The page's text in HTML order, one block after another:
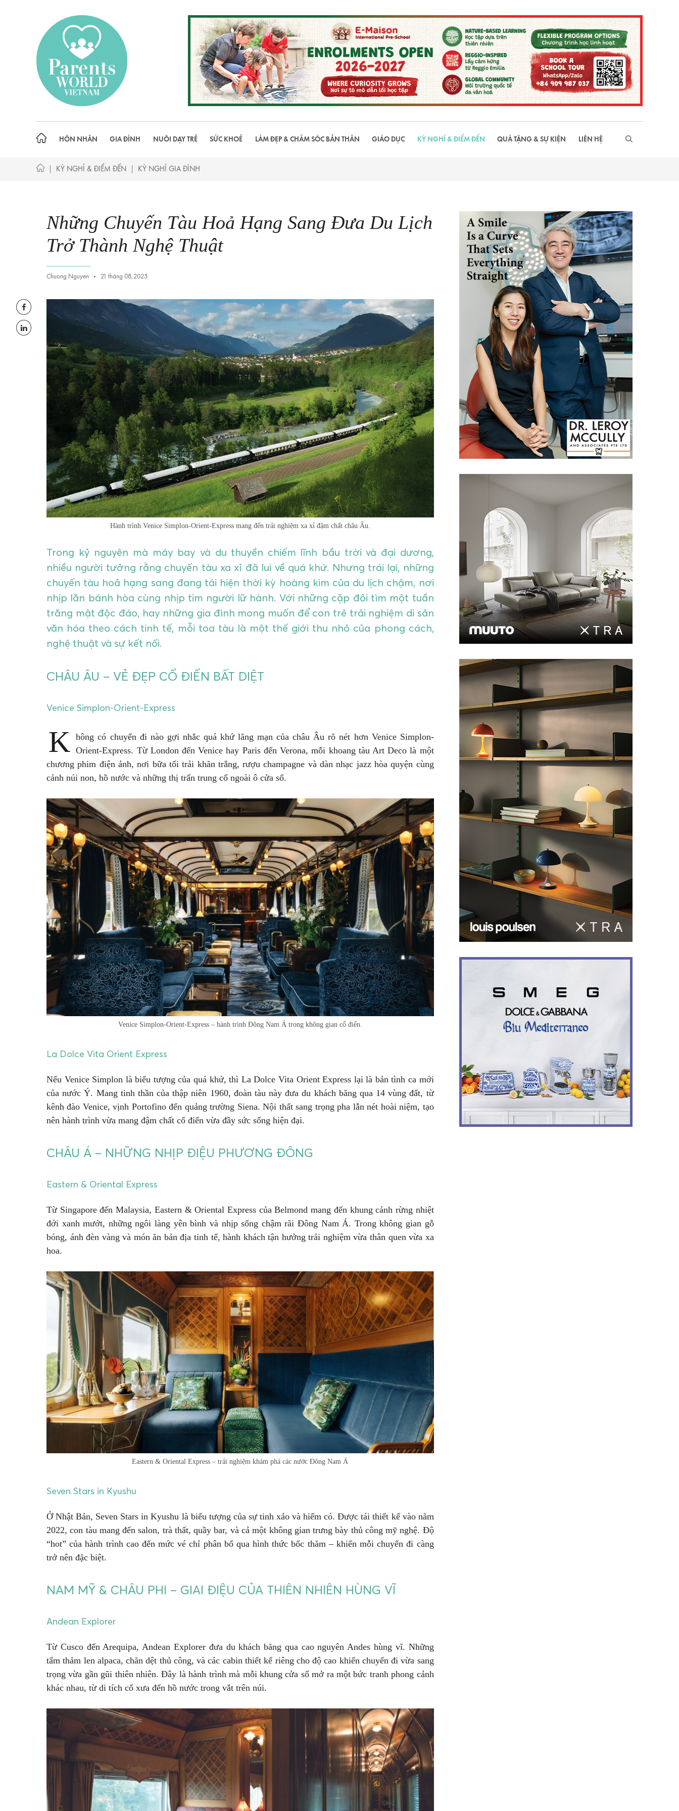
HÔN NHÂN GIA ĐÌNH NUÔI DẠY TRẺ SỨC KHOẺ LÀM ĐẸP & CHĂM SÓC BẢN THÂN GIÁO DỤC KỲ NGHỈ & ĐIỂM ĐẾN QUÀ TẶNG & SỰ KIỆN LIÊN HỆ
| KỲ NGHỈ & ĐIỂM ĐẾN | KỲ NGHỈ GIA ĐÌNH
Những Chuyến Tàu Hoả Hạng Sang Đưa Du Lịch
Trở Thành Nghệ Thuật
Chuong Nguyen 21 tháng 08,2025
Hành trình Venice Simplon-Orient-Express mang đến trải nghiệm xa xỉ đậm chất châu Âu.
Trong kỷ nguyên mà máy bay và du thuyền chiếm lĩnh bầu trời và đại dương,
nhiều người tưởng rằng chuyến tàu xa xỉ đã lui về quá khứ. Nhưng trái lại, những
chuyến tàu hoả hạng sang đang tái hiện thời kỳ hoàng kim của du lịch chậm, nơi
nhịp lăn bánh hòa cùng nhịp tim người lữ hành. Với những cặp đôi tìm một tuần
trăng mật độc đáo, hay những gia đình mong muốn để con trẻ trải nghiệm di sản
văn hóa theo cách tinh tế, mỗi toa tàu là một thế giới thu nhỏ của phong cách,
nghệ thuật và sự kết nối.
CHÂU ÂU – VẺ ĐẸP CỔ ĐIỂN BẤT DIỆT
Venice Simplon-Orient-Express
K hông có chuyến đi nào gợi nhắc quá khứ lãng mạn của châu Âu rõ nét hơn Venice Simplon-
Orient-Express. Từ London đến Venice hay Paris đến Verona, mỗi khoang tàu Art Deco là một
chương phim điện ảnh, nơi bữa tối trải khăn trắng, rượu champagne và dàn nhạc jazz hòa quyện cùng
cảnh núi non, hồ nước và những thị trấn trung cổ ngoài ô cửa sổ.
Venice Simplon-Orient-Express – hành trình Đông Nam Á trong không gian cổ điển.
La Dolce Vita Orient Express
Nếu Venice Simplon là biểu tượng của quá khứ, thì La Dolce Vita Orient Express lại là bản tình ca mới
của nước Ý. Mang tinh thần của thập niên 1960, đoàn tàu này đưa du khách băng qua 14 vùng đất, từ
kênh đào Venice, vịnh Portofino đến quảng trường Siena. Nội thất sang trọng pha lẫn nét hoài niệm, tạo
nên hành trình vừa mang đậm chất cổ điển vừa đầy sức sống hiện đại.
CHÂU Á – NHỮNG NHỊP ĐIỆU PHƯƠNG ĐÔNG
Eastern & Oriental Express
Từ Singapore đến Malaysia, Eastern & Oriental Express của Belmond mang đến khung cảnh rừng nhiệt
đới xanh mướt, những ngôi làng yên bình và nhịp sống chậm rãi Đông Nam Á. Trong không gian gỗ
bóng, ánh đèn vàng và món ăn bản địa tinh tế, hành khách tận hưởng trải nghiệm vừa thân quen vừa xa
hoa.
Eastern & Oriental Express – trải nghiệm khám phá các nước Đông Nam Á
Seven Stars in Kyushu
Ở Nhật Bản, Seven Stars in Kyushu là biểu tượng của sự tinh xảo và hiếm có. Được tái thiết kế vào năm
2022, con tàu mang đến salon, trà thất, quầy bar, và cả một không gian trưng bày thủ công mỹ nghệ. Độ
“hot” của hành trình cao đến mức vé chỉ phân bổ qua hình thức bốc thăm – khiến mỗi chuyến đi càng
trở nên đặc biệt.
NAM MỸ & CHÂU PHI – GIAI ĐIỆU CỦA THIÊN NHIÊN HÙNG VĨ
Andean Explorer
Từ Cusco đến Arequipa, Andean Explorer đưa du khách băng qua cao nguyên Andes hùng vĩ. Những
tấm thảm len alpaca, chăn dệt thủ công, và các cabin thiết kế riêng cho độ cao khiến chuyến đi vừa sang
trọng vừa gần gũi thiên nhiên. Đây là hành trình mà mỗi khung cửa sổ mở ra một bức tranh phong cảnh
khác nhau, từ di tích cổ xưa đến hồ nước trong vắt trên núi.